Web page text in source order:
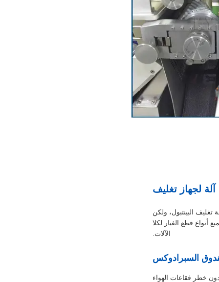
تغليف البينتبول، ولكن
أنواع قطع الغيار لكلا
الآلات.
السبرادوكس
خطر فقاعات الهواء